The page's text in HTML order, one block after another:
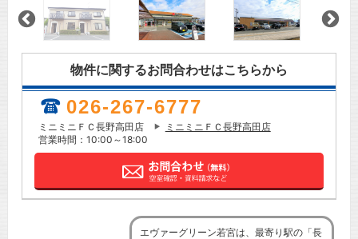
物件に関するお問合わせはこちらから
026-267-6777
ミニミニＦＣ長野高田店
ミニミニＦＣ長野高田店
営業時間：10:00～18:00
エヴァーグリーン若宮は、最寄り駅の「長